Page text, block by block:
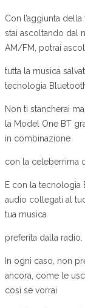
Con l’aggiunta
stai ascoltando dal
AM/FM, potrai
tutta la musica
tecnologia
Non ti stancherai
la Model One BT
in combinazione
con la celeberrima
E con la tecnologia
audio collegati al
tua musica
preferita dalla radio.
In ogni caso, non
ancora, come le
così se vorrai